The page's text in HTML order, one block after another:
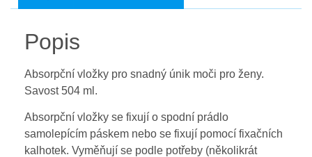
Popis
Absorpční vložky pro snadný únik moči pro ženy.
Savost 504 ml.
Absorpční vložky se fixují o spodní prádlo
samolepícím páskem nebo se fixují pomocí fixačních
kalhotek. Vyměňují se podle potřeby (několikrát